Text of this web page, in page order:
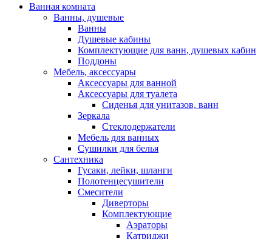
Ванная комната
Ванны, душевые
Ванны
Душевые кабины
Комплектующие для ванн, душевых кабин
Поддоны
Мебель, аксессуары
Аксессуары для ванной
Аксессуары для туалета
Сиденья для унитазов, ванн
Зеркала
Стеклодержатели
Мебель для ванных
Сушилки для белья
Сантехника
Гусаки, лейки, шланги
Полотенцесушители
Смесители
Диверторы
Комплектующие
Аэраторы
Катриджи